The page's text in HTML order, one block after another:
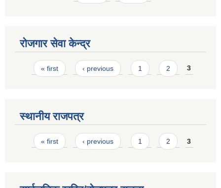
रोजगार सेवा केन्द्र
Pages
« first ‹ previous 1 2 3
स्थानीय राजपत्र
Pages
« first ‹ previous 1 2 3